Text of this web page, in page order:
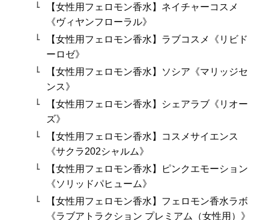
【女性用フェロモン香水】ネイチャーコスメ
《ヴィヤンフローラル》
【女性用フェロモン香水】ラブコスメ《リビド
ーロゼ》
【女性用フェロモン香水】ソシア《マリッジセ
ンス》
【女性用フェロモン香水】シェアラブ《リオー
ズ》
【女性用フェロモン香水】コスメサイエンス
《サクラ202シャルム》
【女性用フェロモン香水】ピンクエモーション
《ソリッドパヒューム》
【女性用フェロモン香水】フェロモン香水ラボ
《ラブアトラクション プレミアム（女性用）》